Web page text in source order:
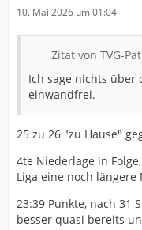
10. Mai 2026 um 01:04
Zitat von TVG-
Ich sage nichts über
einwandfrei.
25 zu 26 "zu Hause"
4te Niederlage in
Liga eine noch
23:39 Punkte, nach 31
besser quasi bereits